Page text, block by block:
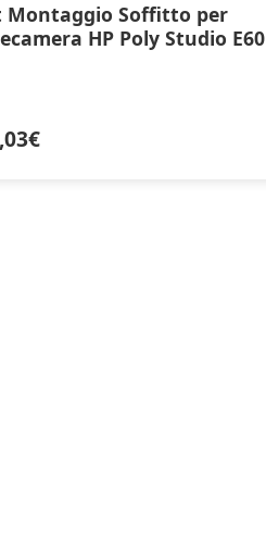
Montaggio Soffitto per
HP Poly Studio E60
€